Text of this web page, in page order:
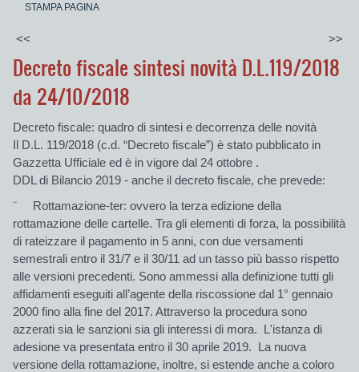
STAMPA PAGINA
<< >>
Decreto fiscale sintesi novità D.L.119/2018
da 24/10/2018
Decreto fiscale: quadro di sintesi e decorrenza delle novità
Il D.L. 119/2018 (c.d. “Decreto fiscale”) è stato pubblicato in
Gazzetta Ufficiale ed è in vigore dal 24 ottobre .
DDL di Bilancio 2019 - anche il decreto fiscale, che prevede:
¨ Rottamazione-ter: ovvero la terza edizione della
rottamazione delle cartelle. Tra gli elementi di forza, la possibilità
di rateizzare il pagamento in 5 anni, con due versamenti
semestrali entro il 31/7 e il 30/11 ad un tasso più basso rispetto
alle versioni precedenti. Sono ammessi alla definizione tutti gli
affidamenti eseguiti all’agente della riscossione dal 1° gennaio
2000 fino alla fine del 2017. Attraverso la procedura sono
azzerati sia le sanzioni sia gli interessi di mora. L'istanza di
adesione va presentata entro il 30 aprile 2019. La nuova
versione della rottamazione, inoltre, si estende anche a coloro